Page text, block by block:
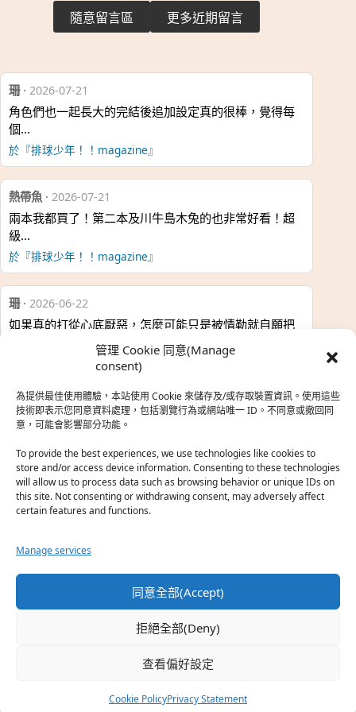
管理 Cookie 同意(Manage
consent)
為提供最佳使用體驗，本站使用 Cookie 來儲存及/或存取裝置資訊。使用這些
技術即表示您同意資料處理，包括瀏覽行為或網站唯一 ID。不同意或撤回同
意，可能會影響部分功能。
To provide the best experiences, we use technologies like cookies to
store and/or access device information. Consenting to these technologies
will allow us to process data such as browsing behavior or unique IDs on
this site. Not consenting or withdrawing consent, may adversely affect
certain features and functions.
Manage services
同意全部(Accept)
拒絕全部(Deny)
查看偏好設定
Cookie PolicyPrivacy Statement
隨意留言區 更多近期留言
珊· 2026-07-21
角色們也一起長大的完結後追加設定真的很棒，覺得每
個…
於『排球少年！！magazine』
熱帶魚 · 2026-07-21
兩本我都買了！第二本及川牛島木兔的也非常好看！超
級…
於『排球少年！！magazine』
珊· 2026-06-22
如果真的打從心底厭惡，怎麼可能只是被情勒就自願把
熱帶魚·2026-06-22
之前看到網路上有人說灰二自私情勒大家陪他圓夢，但
真…
於『強風吹拂』
珊· 2026-06-18
第…
於『白領羽球部』